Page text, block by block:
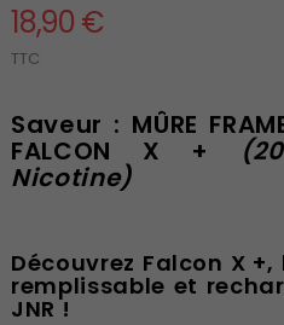
18,90 €
TTC
Saveur : MÛRE
FALCON X +
Nicotine)
Découvrez Falcon X
remplissable et
JNR !